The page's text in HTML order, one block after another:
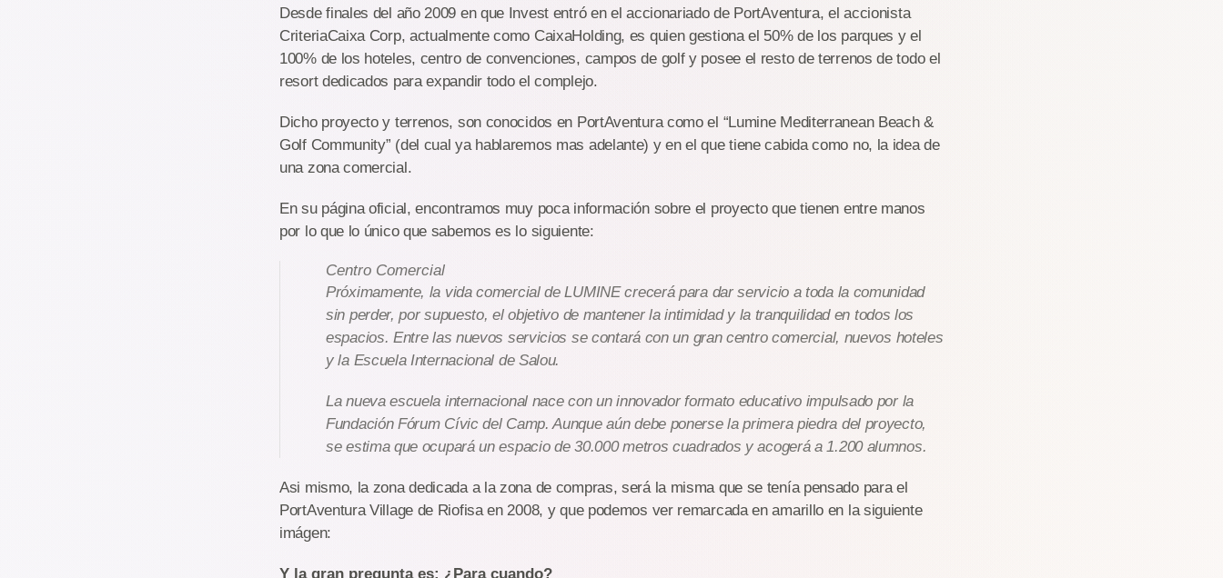
Desde finales del año 2009 en que Invest entró en el accionariado de PortAventura, el accionista
CriteriaCaixa Corp, actualmente como CaixaHolding, es quien gestiona el 50% de los parques y el
100% de los hoteles, centro de convenciones, campos de golf y posee el resto de terrenos de todo el
resort dedicados para expandir todo el complejo.
Dicho proyecto y terrenos, son conocidos en PortAventura como el “Lumine Mediterranean Beach &
Golf Community” (del cual ya hablaremos mas adelante) y en el que tiene cabida como no, la idea de
una zona comercial.
En su página oficial, encontramos muy poca información sobre el proyecto que tienen entre manos
por lo que lo único que sabemos es lo siguiente:
Centro Comercial
Próximamente, la vida comercial de LUMINE crecerá para dar servicio a toda la comunidad
sin perder, por supuesto, el objetivo de mantener la intimidad y la tranquilidad en todos los
espacios. Entre las nuevos servicios se contará con un gran centro comercial, nuevos hoteles
y la Escuela Internacional de Salou.
La nueva escuela internacional nace con un innovador formato educativo impulsado por la
Fundación Fórum Cívic del Camp. Aunque aún debe ponerse la primera piedra del proyecto,
se estima que ocupará un espacio de 30.000 metros cuadrados y acogerá a 1.200 alumnos.
Asi mismo, la zona dedicada a la zona de compras, será la misma que se tenía pensado para el
PortAventura Village de Riofisa en 2008, y que podemos ver remarcada en amarillo en la siguiente
imágen:
Y la gran pregunta es: ¿Para cuando?